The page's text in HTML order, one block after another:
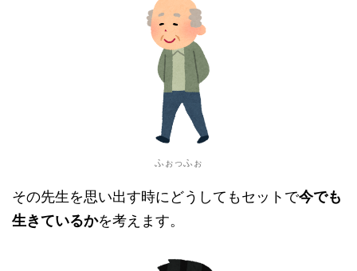
ふぉっふぉ
その先生を思い出す時にどうしてもセットで今でも
生きているかを考えます。